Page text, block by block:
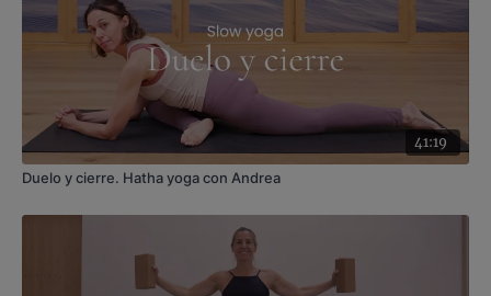
Enfoque : fuerza de cuerpo entero
Contenido relacionado: Energía en movimiento:
despierta el corazón. Fit vinyasa con Xuan Lan
41:19
Duelo y cierre. Hatha yoga con Andrea